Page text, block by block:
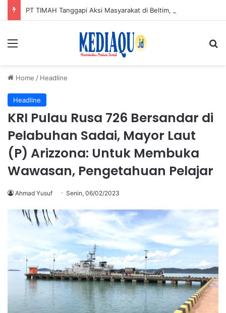
Menu
Home / Headline
Headline
KRI Pulau Rusa 726 Bersandar di
Pelabuhan Sadai, Mayor Laut
(P) Arizzona: Untuk Membuka
Wawasan, Pengetahuan Pelajar
Ahmad Yusuf Senin, 06/02/2023